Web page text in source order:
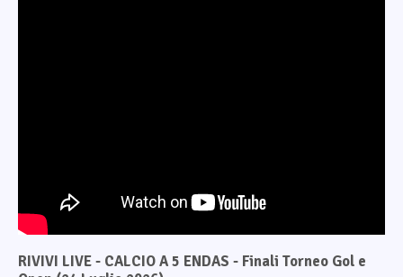
RIVIVI LIVE - CALCIO A 5 ENDAS - Finali Torneo Gol e